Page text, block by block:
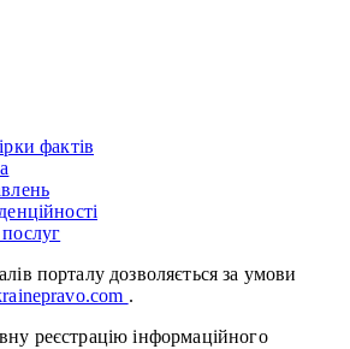
фактів
порталу дозволяється за умови
.
реєстрацію інформаційного